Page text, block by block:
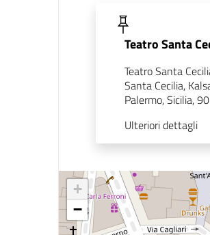
Teatro Santa
Teatro Santa
Santa Cecilia,
Palermo, Sicilia,
Ulteriori dettagli
+
−